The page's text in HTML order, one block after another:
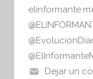
Dejar un